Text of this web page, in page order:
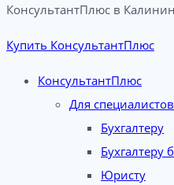
КонсультантПлюс в
Купить КонсультантПлюс
КонсультантПлюс
Для специалистов
Бухгалтеру
Бухгалтеру
Юристу